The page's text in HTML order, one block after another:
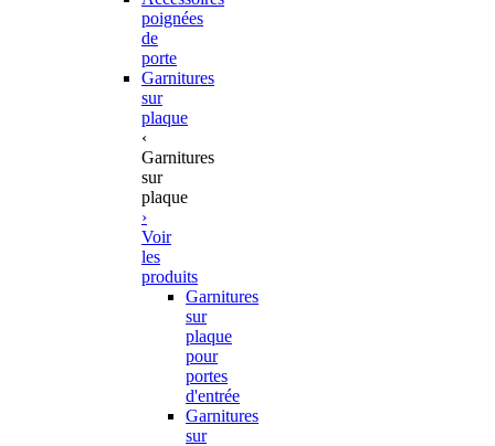
poignées
de
porte
Garnitures
sur
plaque
‹
Garnitures
sur
plaque
›
Voir
les
produits
Garnitures
sur
plaque
pour
portes
d'entrée
Garnitures
sur